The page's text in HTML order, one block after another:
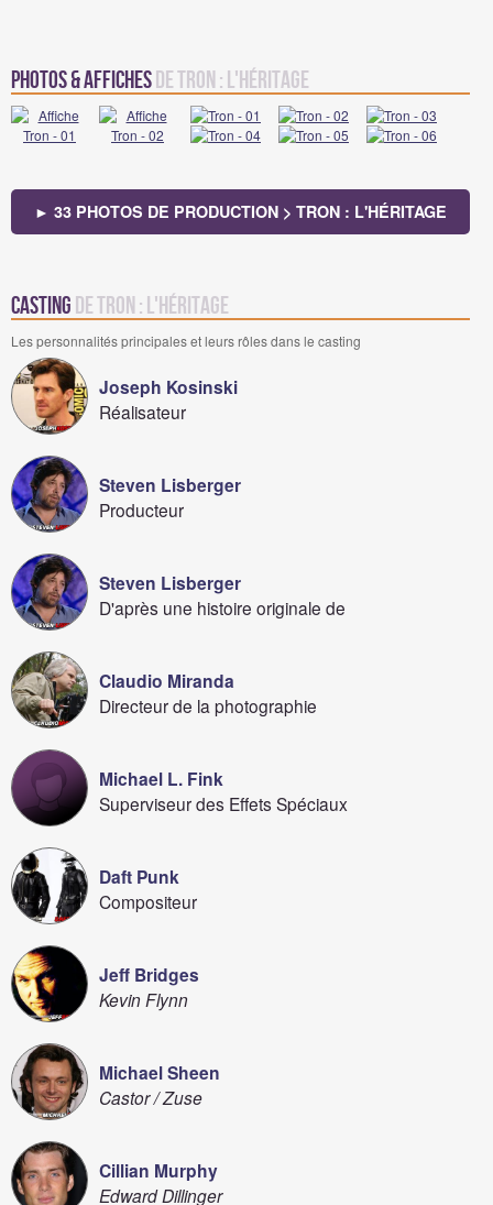
Photos & Affichesde Tron : l'héritage
► 33 PHOTOS DE PRODUCTION > TRON : L'HÉRITAGE
Casting de Tron : l'héritage
Les personnalités principales et leurs rôles dans le casting
Joseph Kosinski
Réalisateur
Steven Lisberger
Producteur
Steven Lisberger
D'après une histoire originale de
Claudio Miranda
Directeur de la photographie
Michael L. Fink
Superviseur des Effets Spéciaux
Daft Punk
Compositeur
Jeff Bridges
Kevin Flynn
Michael Sheen
Castor / Zuse
Cillian Murphy
Edward Dillinger